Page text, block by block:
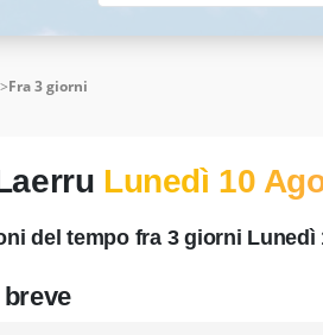
>Fra 3 giorni
Lunedì 10
del tempo fra 3 giorni Lunedì